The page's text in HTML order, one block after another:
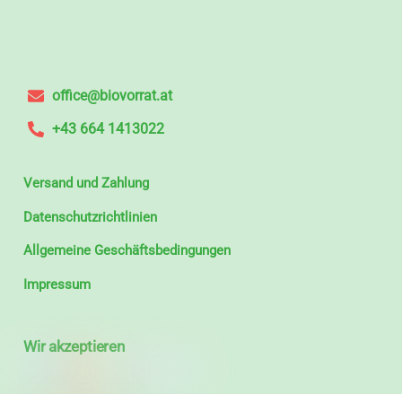
office@biovorrat.at
+43 664 1413022
Versand und Zahlung
Datenschutzrichtlinien
Allgemeine Geschäftsbedingungen
Impressum
Wir akzeptieren